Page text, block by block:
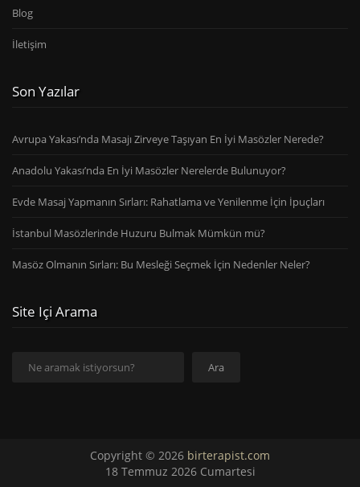
Blog
İletişim
Son Yazılar
Avrupa Yakası’nda Masajı Zirveye Taşıyan En İyi Masözler Nerede?
Anadolu Yakası’nda En İyi Masözler Nerelerde Bulunuyor?
Evde Masaj Yapmanın Sırları: Rahatlama ve Yenilenme İçin İpuçları
İstanbul Masözlerinde Huzuru Bulmak Mümkün mü?
Masöz Olmanın Sırları: Bu Mesleği Seçmek İçin Nedenler Neler?
Site Içi Arama
Ara
Copyright © 2026 birterapist.com
18 Temmuz 2026 Cumartesi